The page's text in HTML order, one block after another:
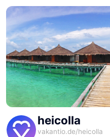
heicolla
vakantio.de/heicolla